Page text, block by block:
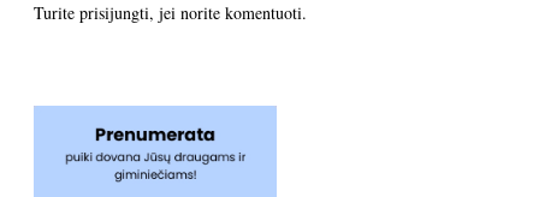
Turite prisijungti, jei norite komentuoti.